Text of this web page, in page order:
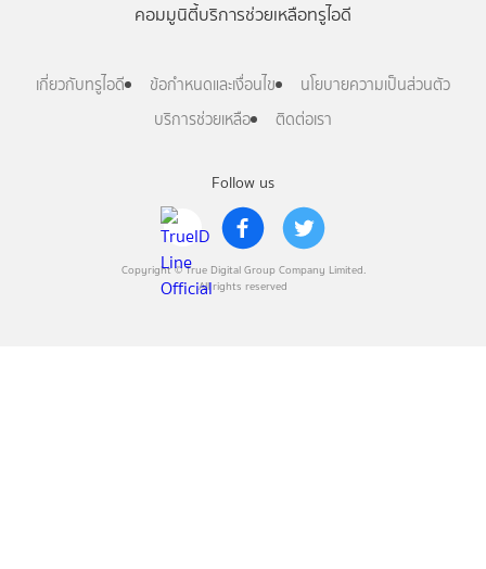
Follow us
Copyright © True Digital Group Company Limited.
All rights reserved
คอมมูนิตี้บริการช่วยเหลือทรูไอดี
เกี่ยวกับทรูไอดี ข้อกำหนดและเงื่อนไข
นโยบายความเป็นส่วนตัว
บริการช่วยเหลือ
ติดต่อเรา